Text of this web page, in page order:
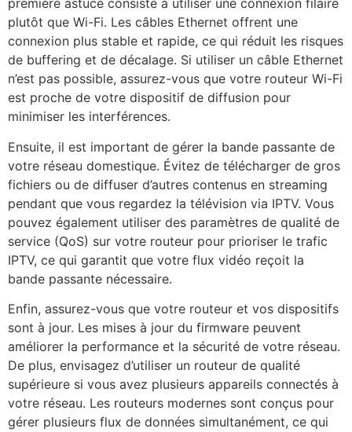
première astuce consiste à utiliser une connexion filaire
plutôt que Wi-Fi. Les câbles Ethernet offrent une
connexion plus stable et rapide, ce qui réduit les risques
de buffering et de décalage. Si utiliser un câble Ethernet
n’est pas possible, assurez-vous que votre routeur Wi-Fi
est proche de votre dispositif de diffusion pour
minimiser les interférences.
Ensuite, il est important de gérer la bande passante de
votre réseau domestique. Évitez de télécharger de gros
fichiers ou de diffuser d’autres contenus en streaming
pendant que vous regardez la télévision via IPTV. Vous
pouvez également utiliser des paramètres de qualité de
service (QoS) sur votre routeur pour prioriser le trafic
IPTV, ce qui garantit que votre flux vidéo reçoit la
bande passante nécessaire.
Enfin, assurez-vous que votre routeur et vos dispositifs
sont à jour. Les mises à jour du firmware peuvent
améliorer la performance et la sécurité de votre réseau.
De plus, envisagez d’utiliser un routeur de qualité
supérieure si vous avez plusieurs appareils connectés à
votre réseau. Les routeurs modernes sont conçus pour
gérer plusieurs flux de données simultanément, ce qui